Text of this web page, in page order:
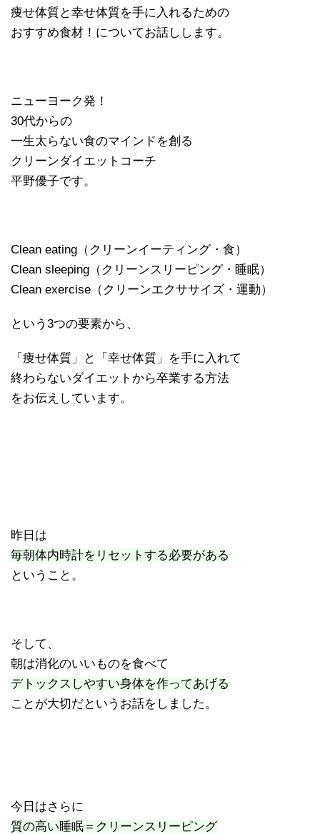
痩せ体質と幸せ体質を手に入れるための
おすすめ食材！についてお話しします。
ニューヨーク発！
30代からの
一生太らない食のマインドを創る
クリーンダイエットコーチ
平野優子です。
Clean eating（クリーンイーティング・食）
Clean sleeping（クリーンスリーピング・睡眠）
Clean exercise（クリーンエクササイズ・運動）
という3つの要素から、
「痩せ体質」と「幸せ体質」を手に入れて
終わらないダイエットから卒業する方法
をお伝えしています。
昨日は
毎朝体内時計をリセットする必要がある
ということ。
そして、
朝は消化のいいものを食べて
デトックスしやすい身体を作ってあげる
ことが大切だというお話をしました。
今日はさらに
質の高い睡眠＝クリーンスリーピング